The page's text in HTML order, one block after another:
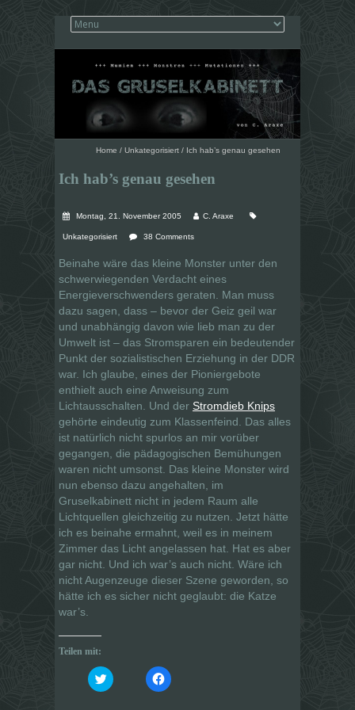
Home / Unkategorisiert / Ich hab’s genau gesehen
Ich hab’s genau gesehen
Montag, 21. November 2005 C. Araxe
Unkategorisiert 38 Comments
Beinahe wäre das kleine Monster unter den
schwerwiegenden Verdacht eines
Energieverschwenders geraten. Man muss
dazu sagen, dass – bevor der Geiz geil war
und unabhängig davon wie lieb man zu der
Umwelt ist – das Stromsparen ein bedeutender
Punkt der sozialistischen Erziehung in der DDR
war. Ich glaube, eines der Pioniergebote
enthielt auch eine Anweisung zum
Lichtausschalten. Und der Stromdieb Knips
gehörte eindeutig zum Klassenfeind. Das alles
ist natürlich nicht spurlos an mir vorüber
gegangen, die pädagogischen Bemühungen
waren nicht umsonst. Das kleine Monster wird
nun ebenso dazu angehalten, im
Gruselkabinett nicht in jedem Raum alle
Lichtquellen gleichzeitig zu nutzen. Jetzt hätte
ich es beinahe ermahnt, weil es in meinem
Zimmer das Licht angelassen hat. Hat es aber
gar nicht. Und ich war’s auch nicht. Wäre ich
nicht Augenzeuge dieser Szene geworden, so
hätte ich es sicher nicht geglaubt: die Katze
war’s.
Teilen mit:
K
l
K
l